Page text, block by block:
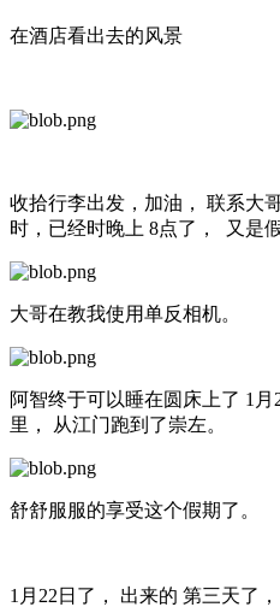
在酒店看出去的风景
收拾行李出发，加油， 联系大
时，已经时晚上 8点了， 又是
大哥在教我使用单反相机。
阿智终于可以睡在圆床上了 1
里， 从江门跑到了崇左。
舒舒服服的享受这个假期了。
1月22日了， 出来的 第三天了